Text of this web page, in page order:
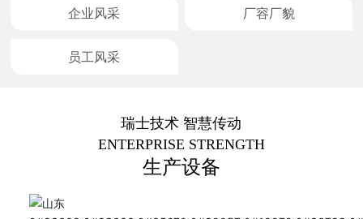
企业风采 厂容厂貌
员工风采
瑞士技术 智慧传动
ENTERPRISE STRENGTH
生产设备